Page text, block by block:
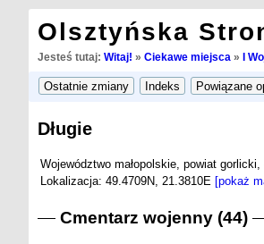
Olsztyńska
Jesteś tutaj: Witaj! » Ciekawe miejsca » I
Długie
Województwo małopolskie, powiat gorlicki,
Lokalizacja: 49.4709N, 21.3810E [pokaż
Cmentarz wojenny (44)